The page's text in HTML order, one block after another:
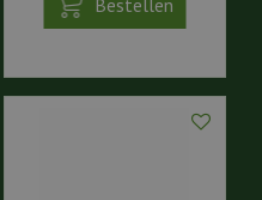
Bestellen